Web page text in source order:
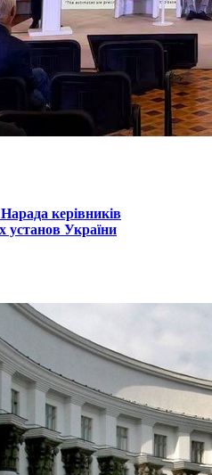
керівників
установ України